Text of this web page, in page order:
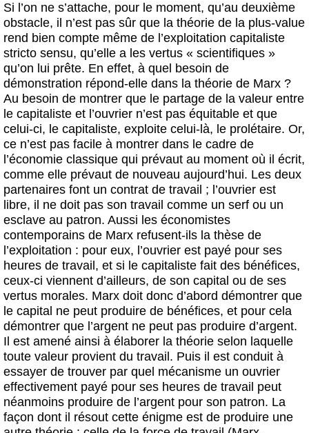
Si l’on ne s’attache, pour le moment, qu’au deuxième
obstacle, il n’est pas sûr que la théorie de la plus-value
rend bien compte même de l’exploitation capitaliste
stricto sensu, qu’elle a les vertus « scientifiques »
qu’on lui prête. En effet, à quel besoin de
démonstration répond-elle dans la théorie de Marx ?
Au besoin de montrer que le partage de la valeur entre
le capitaliste et l’ouvrier n’est pas équitable et que
celui-ci, le capitaliste, exploite celui-là, le prolétaire. Or,
ce n’est pas facile à montrer dans le cadre de
l’économie classique qui prévaut au moment où il écrit,
comme elle prévaut de nouveau aujourd’hui. Les deux
partenaires font un contrat de travail ; l’ouvrier est
libre, il ne doit pas son travail comme un serf ou un
esclave au patron. Aussi les économistes
contemporains de Marx refusent-ils la thèse de
l’exploitation : pour eux, l’ouvrier est payé pour ses
heures de travail, et si le capitaliste fait des bénéfices,
ceux-ci viennent d’ailleurs, de son capital ou de ses
vertus morales. Marx doit donc d’abord démontrer que
le capital ne peut produire de bénéfices, et pour cela
démontrer que l’argent ne peut pas produire d’argent.
Il est amené ainsi à élaborer la théorie selon laquelle
toute valeur provient du travail. Puis il est conduit à
essayer de trouver par quel mécanisme un ouvrier
effectivement payé pour ses heures de travail peut
néanmoins produire de l’argent pour son patron. La
façon dont il résout cette énigme est de produire une